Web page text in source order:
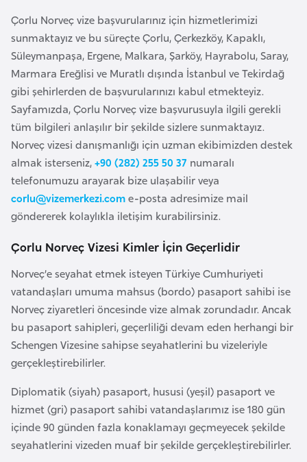
Çorlu Norveç vize başvurularınız için hizmetlerimizi
sunmaktayız ve bu süreçte Çorlu, Çerkezköy, Kapaklı,
Süleymanpaşa, Ergene, Malkara, Şarköy, Hayrabolu, Saray,
Marmara Ereğlisi ve Muratlı dışında İstanbul ve Tekirdağ
gibi şehirlerden de başvurularınızı kabul etmekteyiz.
Sayfamızda, Çorlu Norveç vize başvurusuyla ilgili gerekli
tüm bilgileri anlaşılır bir şekilde sizlere sunmaktayız.
Norveç vizesi danışmanlığı için uzman ekibimizden destek
almak isterseniz,+90 (282) 255 50 37 numaralı
telefonumuzu arayarak bize ulaşabilir veya
corlu@vizemerkezi.come-posta adresimize mail
göndererek kolaylıkla iletişim kurabilirsiniz.
Çorlu Norveç Vizesi Kimler İçin Geçerlidir
Norveç’e seyahat etmek isteyen Türkiye Cumhuriyeti
vatandaşları umuma mahsus (bordo) pasaport sahibi ise
Norveç ziyaretleri öncesinde vize almak zorundadır. Ancak
bu pasaport sahipleri, geçerliliği devam eden herhangi bir
Schengen Vizesine sahipse seyahatlerini bu vizeleriyle
gerçekleştirebilirler.
Diplomatik (siyah) pasaport, hususi (yeşil) pasaport ve
hizmet (gri) pasaport sahibi vatandaşlarımız ise 180 gün
içinde 90 günden fazla konaklamayı geçmeyecek şekilde
seyahatlerini vizeden muaf bir şekilde gerçekleştirebilirler.
c
a
n
B
a
h
r
e
y
n
B
n
g
l
a
d
e
ş
B
e